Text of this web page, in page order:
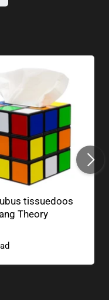
tissuedoos uit Big
tissuedoos
Theory